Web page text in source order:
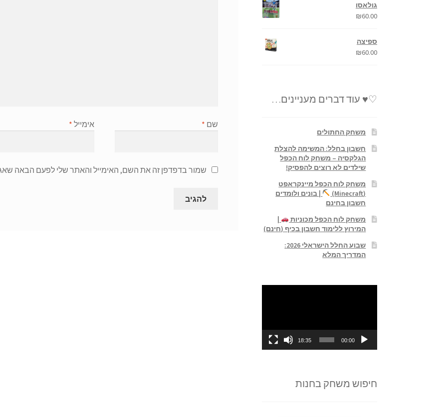
שם * אימייל *
שמור בדפדפן זה את השם, האימייל והאתר שלי לפעם הבאה
גולאסו
₪60.00
ספיצה
₪60.00
♡♥ עוד דברים מעניינים…
משחק החתולים
חשבון בחלל: המשימה להצלת
הגלקסיה – משחק לוח הכפל
שילדים לא רוצים להפסיק!
משחק לוח הכפל מיינקראפט
(Minecraft)
| בונים ולומדים
חשבון בחינם
משחק לוח הכפל מכוניות
|
המירוץ ללימוד חשבון בכיף (חינם)
שבוע החלל הישראלי 2026:
המדריך המלא
00:00
18:35
חיפוש משחק בחנות